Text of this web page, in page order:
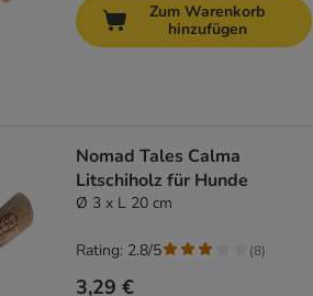
Zum Warenkorb
hinzufügen
Nomad Tales Calma
Litschiholz für Hunde
Ø 3 x L 20 cm
3,29 €
Rating: 2.8/5 (8)